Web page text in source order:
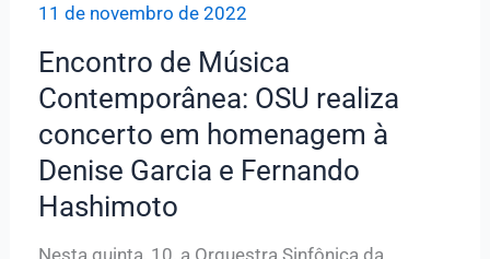
na
11 de novembro de 2022
Encontro de Música
Contemporânea: OSU realiza
concerto em homenagem à
Denise Garcia e Fernando
Hashimoto
Nesta quinta, 10, a Orquestra Sinfônica da